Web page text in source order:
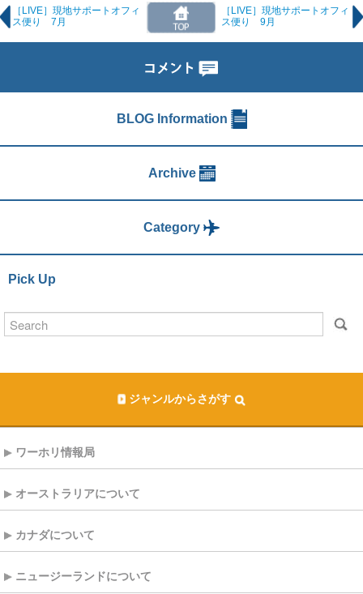
［LIVE］現地サポートオフィ
ス便り 7月
［LIVE］現地サポートオフィ
ス便り 9月
BLOG Information
Archive
Category
Pick Up
ジャンルからさがす
ワーホリ情報局
オーストラリアについて
カナダについて
ニュージーランドについて